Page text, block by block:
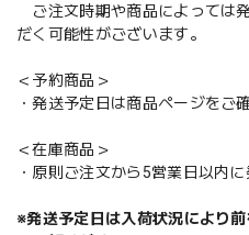
ご注文時期や商品によっては
だく可能性がございます。
＜予約商品＞
・発送予定日は商品ページをご
＜在庫商品＞
・原則ご注文から5営業日以内に
※発送予定日は入荷状況により